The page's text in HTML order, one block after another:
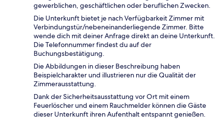
gewerblichen, geschäftlichen oder beruflichen Zwecken.
Die Unterkunft bietet je nach Verfügbarkeit Zimmer mit
Verbindungstür/nebeneinanderliegende Zimmer. Bitte
wende dich mit deiner Anfrage direkt an deine Unterkunft.
Die Telefonnummer findest du auf der
Buchungsbestätigung.
Die Abbildungen in dieser Beschreibung haben
Beispielcharakter und illustrieren nur die Qualität der
Zimmerausstattung.
Dank der Sicherheitsausstattung vor Ort mit einem
Feuerlöscher und einem Rauchmelder können die Gäste
dieser Unterkunft ihren Aufenthalt entspannt genießen.